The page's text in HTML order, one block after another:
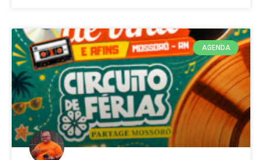
AGENDA